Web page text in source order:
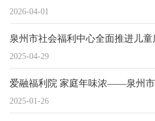
2026-04-01
2025-04-29
泉州市社会福利中心全面推进儿
2025-01-26
爱融福利院 家庭年味浓——泉州市社会福利中心开展